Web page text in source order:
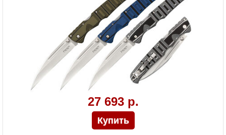
96
Особенности
Под правую и левую руки, осевой узел -
шайбы из фосфористой бронзы +
прокладки из фторопласта
27 693 р.